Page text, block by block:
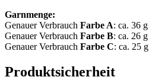
Garnmenge:
Genauer Verbrauch Farbe A: ca. 36 g
Genauer Verbrauch Farbe B: ca. 26 g
Genauer Verbrauch Farbe C: ca. 25 g
Produktsicherheit